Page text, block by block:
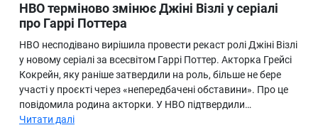
Ukraine
Про нас
HBO терміново змінює Джіні Візлі у серіалі
про Гаррі Поттера
HBO несподівано вирішила провести рекаст ролі Джіні Візлі
у новому серіалі за всесвітом Гаррі Поттер. Акторка Грейсі
Кокрейн, яку раніше затвердили на роль, більше не бере
участі у проєкті через «непередбачені обставини». Про це
повідомила родина акторки. У HBO підтвердили…
Читати далі